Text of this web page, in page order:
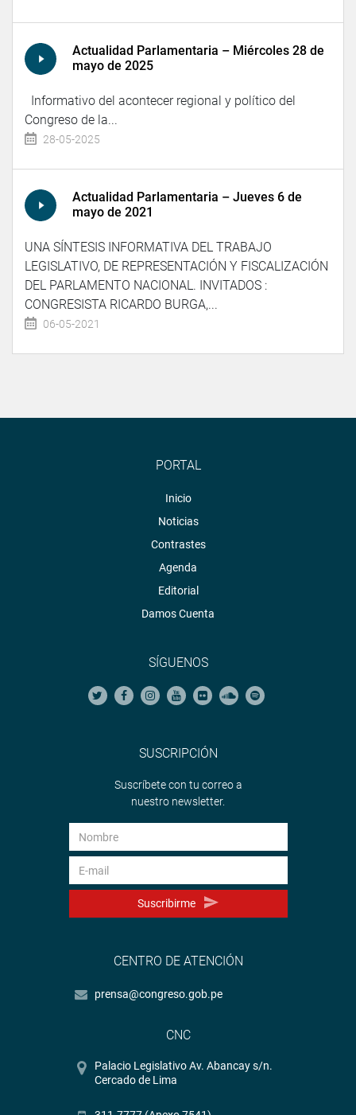
Actualidad Parlamentaria – Miércoles 28 de
mayo de 2025
Informativo del acontecer regional y político del
Congreso de la...
28-05-2025
Actualidad Parlamentaria – Jueves 6 de
mayo de 2021
UNA SÍNTESIS INFORMATIVA DEL TRABAJO
LEGISLATIVO, DE REPRESENTACIÓN Y FISCALIZACIÓN
DEL PARLAMENTO NACIONAL. INVITADOS :
CONGRESISTA RICARDO BURGA,...
06-05-2021
PORTAL
Inicio
Noticias
Contrastes
Agenda
Editorial
Damos Cuenta
SÍGUENOS
SUSCRIPCIÓN
Suscríbete con tu correo a
nuestro newsletter.
Suscribirme
CENTRO DE ATENCIÓN
prensa@congreso.gob.pe
CNC
Palacio Legislativo Av. Abancay s/n.
Cercado de Lima